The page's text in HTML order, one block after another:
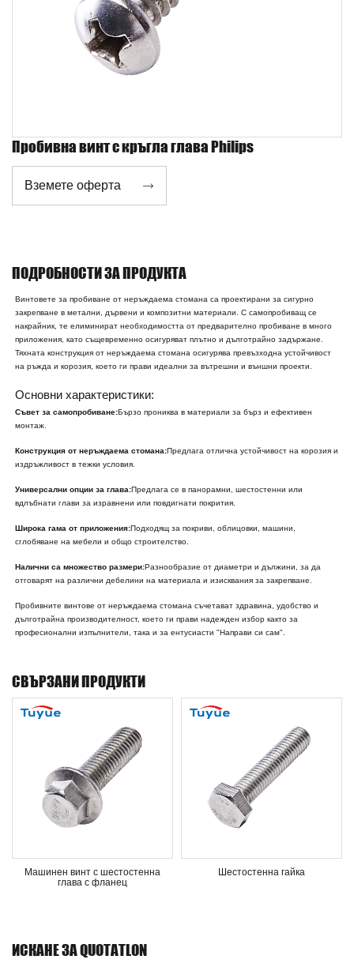
Пробивна винт с кръгла глава Philips
Вземете оферта 
ПОДРОБНОСТИ ЗА ПРОДУКТА
Винтовете за пробиване от неръждаема стомана са проектирани за сигурно
закрепване в метални, дървени и композитни материали. С самопробиващ се
накрайник, те елиминират необходимостта от предварително пробиване в много
приложения, като същевременно осигуряват плътно и дълготрайно задържане.
Тяхната конструкция от неръждаема стомана осигурява превъзходна устойчивост
на ръжда и корозия, което ги прави идеални за вътрешни и външни проекти.
Основни характеристики:
Съвет за самопробиване:Бързо прониква в материали за бърз и ефективен
монтаж.
Конструкция от неръждаема стомана:Предлага отлична устойчивост на корозия и
издръжливост в тежки условия.
Универсални опции за глава:Предлага се в панорамни, шестостенни или
вдлъбнати глави за изравнени или повдигнати покрития.
Широка гама от приложения:Подходящ за покриви, облицовки, машини,
сглобяване на мебели и общо строителство.
Налични са множество размери:Разнообразие от диаметри и дължини, за да
отговарят на различни дебелини на материала и изисквания за закрепване.
Пробивните винтове от неръждаема стомана съчетават здравина, удобство и
дълготрайна производителност, което ги прави надежден избор както за
професионални изпълнители, така и за ентусиасти "Направи си сам".
СВЪРЗАНИ ПРОДУКТИ
Машинен винт с шестостенна
глава с фланец
Шестостенна гайка
ИСКАНЕ ЗА QUOTATLON